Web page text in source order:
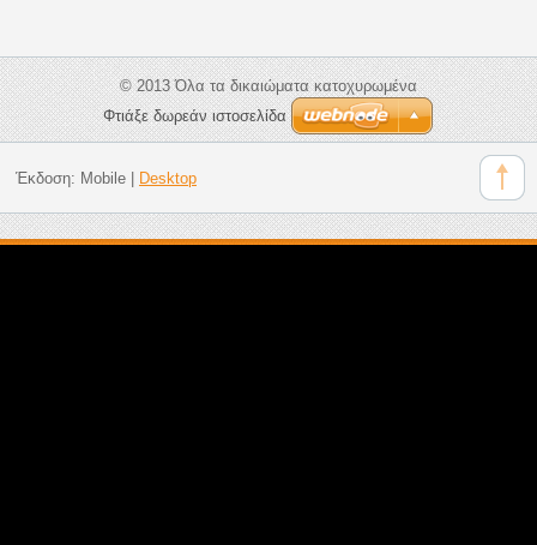
© 2013 Όλα τα δικαιώματα κατοχυρωμένα
Φτιάξε δωρεάν ιστοσελίδα
Έκδοση: Mobile| Desktop